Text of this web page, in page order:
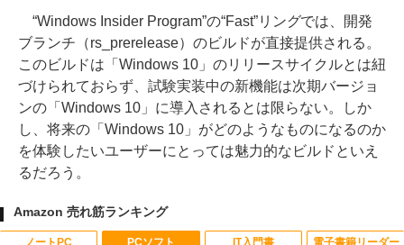
“Windows Insider Program”の“Fast”リングでは、開発
ブランチ（rs_prerelease）のビルドが直接提供される。
このビルドは「Windows 10」のリリースサイクルとは紐
づけられておらず、試験実装中の新機能は次期バージョ
ンの「Windows 10」に導入されるとは限らない。しか
し、将来の「Windows 10」がどのようなものになるのか
を体験したいユーザーにとっては魅力的なビルドといえ
るだろう。
Amazon 売れ筋ランキング